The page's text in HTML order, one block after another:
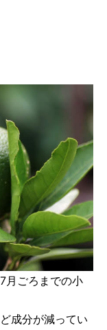
月ごろまでの小
成分が減ってい